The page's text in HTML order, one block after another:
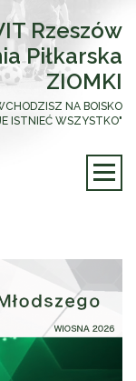
Rzeszów
Piłkarska
ZIOMKI
NA BOISKO
ISTNIEĆ WSZYSTKO"